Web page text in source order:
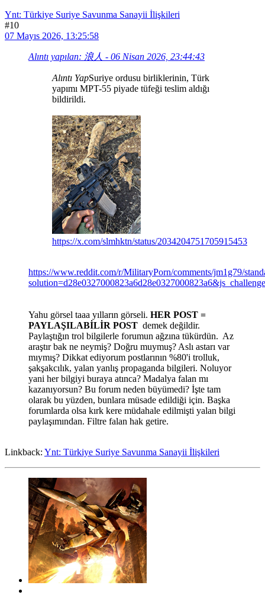
Ynt: Türkiye Suriye Savunma Sanayii İlişkileri
#10
07 Mayıs 2026, 13:25:58
Alıntı yapılan: 浪人 - 06 Nisan 2026, 23:44:43
Alıntı YapSuriye ordusu birliklerinin, Türk
yapımı MPT-55 piyade tüfeği teslim aldığı
bildirildi.
https://x.com/slmhktn/status/2034204751705915453
https://www.reddit.com/r/MilitaryPorn/comments/jm1g79/
Yahu görsel taaa yılların görseli. HER POST =
PAYLAŞILABİLİR POST demek değildir.
Paylaştığın trol bilgilerle forumun ağzına tükürdün. Az
araştır bak ne neymiş? Doğru muymuş? Aslı astarı var
mıymış? Dikkat ediyorum postlarının %80'i trolluk,
şakşakcılık, yalan yanlış propaganda bilgileri. Noluyor
yani her bilgiyi buraya atınca? Madalya falan mı
kazanıyorsun? Bu forum neden büyümedi? İşte tam
olarak bu yüzden, bunlara müsade edildiği için. Başka
forumlarda olsa kırk kere müdahale edilmişti yalan bilgi
paylaşımından. Filtre falan hak getire.
Linkback: Ynt: Türkiye Suriye Savunma Sanayii İlişkileri